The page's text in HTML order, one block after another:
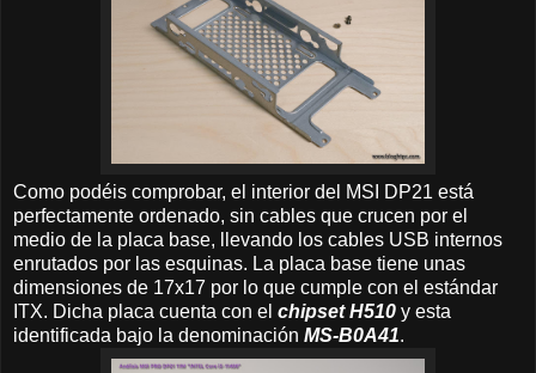
Como podéis comprobar, el interior del MSI DP21 está
perfectamente ordenado, sin cables que crucen por el
medio de la placa base, llevando los cables USB internos
enrutados por las esquinas. La placa base tiene unas
dimensiones de 17x17 por lo que cumple con el estándar
ITX. Dicha placa cuenta con el chipset H510 y esta
identificada bajo la denominación MS-B0A41.